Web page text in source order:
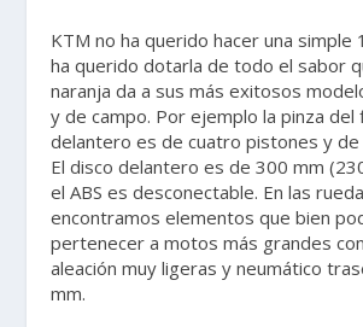
KTM no ha querido hacer una simple
ha querido dotarla de todo el sabor
naranja da a sus más exitosos
y de campo. Por ejemplo la pinza del
delantero es de cuatro pistones y de
El disco delantero es de 300 mm
el ABS es desconectable. En las
encontramos elementos que bien
pertenecer a motos más grandes
aleación muy ligeras y neumático
mm.